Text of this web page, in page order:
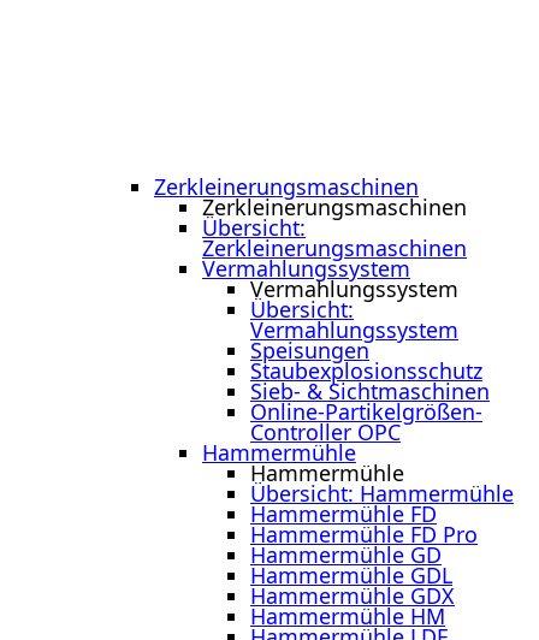
Zerkleinerungs­maschinen
Zerkleinerungs­maschinen
Übersicht:
Zerkleinerungsmaschinen
Vermahlungssystem
Vermahlungssystem
Übersicht:
Vermahlungssystem
Speisungen
Staubexplosionsschutz
Sieb- & Sichtmaschinen
Online-Partikelgrößen-
Controller OPC
Hammermühle
Hammermühle
Übersicht: Hammermühle
Hammermühle FD
Hammermühle FD Pro
Hammermühle GD
Hammermühle GDL
Hammermühle GDX
Hammermühle HM